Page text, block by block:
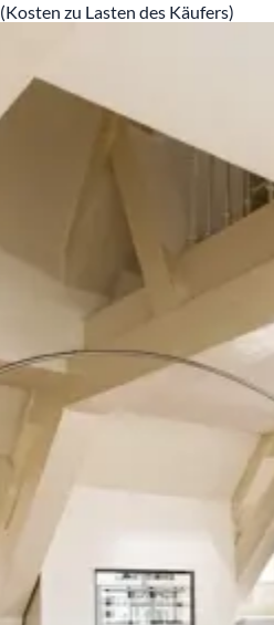
zu Lasten des Käufers)